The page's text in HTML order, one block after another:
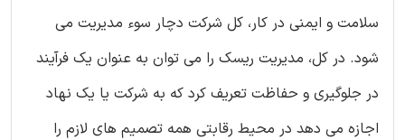
سلامت و ایمنی در کار، کل شرکت دچار سوء مدیریت می
شود. در کل، مدیریت ریسک را می توان به عنوان یک فرآیند
در جلوگیری و حفاظت تعریف کرد که به شرکت یا یک نهاد
اجازه می دهد در محیط رقابتی همه تصمیم های لازم را